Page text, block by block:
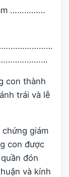
……………
con thành
trái và lễ
giám
con được
đón
và kính